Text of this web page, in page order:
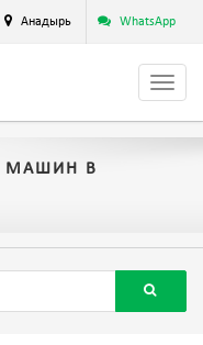
Анадырь WhatsApp
МАШИН В